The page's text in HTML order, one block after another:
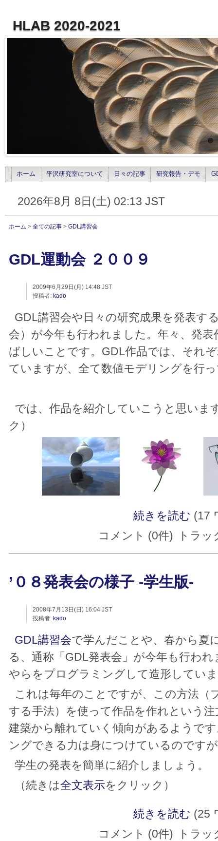
HLAB 2020-2021
ホーム 平沢研究室について 日々の記事 研究報告・デモ
2026年8月 8日(土) 02:13 JST
ホーム > 全ての記事 > GDL講習会
GDL運動会 ２００９
2009年6月29日(月) 14:48 JST
投稿者: kado
GDL講習会や日々の研究成果を発表す
会）が今年も行われました。年々、発
ばしいことです。GDL作品では、それ
ていますが、全て数値モデリングを行
では、作品を紹介していこうと思いま
ク）
続きを読む (17
コメント (0件)
トラ
’０８発表会の様子 -学生版-
2008年7月13日(日) 16:04 JST
投稿者: kado
GDL講習会で学んだことや、春から夏
る、通称「GDL発表会」が今年も行わ
やらをプログラミングして造形してい
これは毎年のことですが、この方法（
する手法）を使って作品を作れという
建築から離れていく傾向があるようで
ングできる力は身につけているのです
学生の発表を簡単に紹介しましょう。
（続きは全文表示をクリック）
続きを読む (25
コメント (0件)
トラ